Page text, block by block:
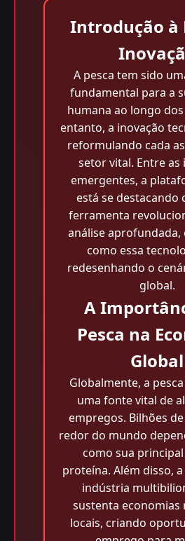
Introdução à
A pesca tem sido
fundamental para a
humana ao longo
entanto, a inovação
reformulando cada
setor vital. Entre as
emergentes, a
está se destacando
ferramenta
análise aprofundada,
como essa
redesenhando o
global.
A
Pesca na
Global
Globalmente, a
uma fonte vital de
empregos. Bilhões
redor do mundo
como sua
proteína. Além disso,
indústria
sustenta economias
locais, criando